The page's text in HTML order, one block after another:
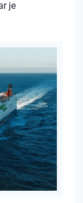
je